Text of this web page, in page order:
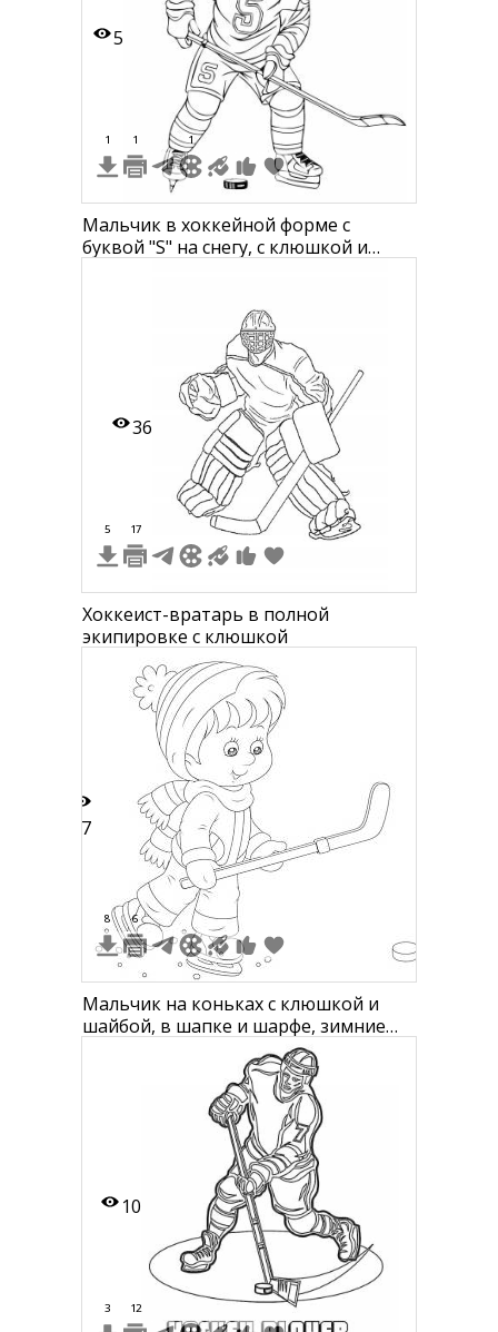
5
1 1 1
Мальчик в хоккейной форме с
буквой "S" на снегу, с клюшкой и
36
5 17
Хоккеист-вратарь в полной
экипировке с клюшкой
27
8 6
Мальчик на коньках с клюшкой и
шайбой, в шапке и шарфе, зимние
10
3 12